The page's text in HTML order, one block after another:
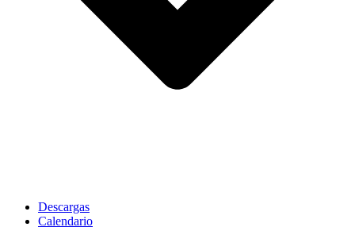
Descargas
Calendario